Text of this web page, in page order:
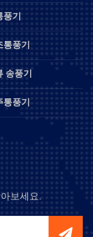
풍기
통풍기
송풍기
통풍기
보세요.